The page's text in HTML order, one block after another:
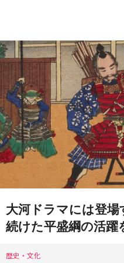
大河ドラマには登場
続けた平盛綱の活躍
歴史・文化